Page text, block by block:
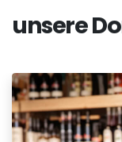
unsere